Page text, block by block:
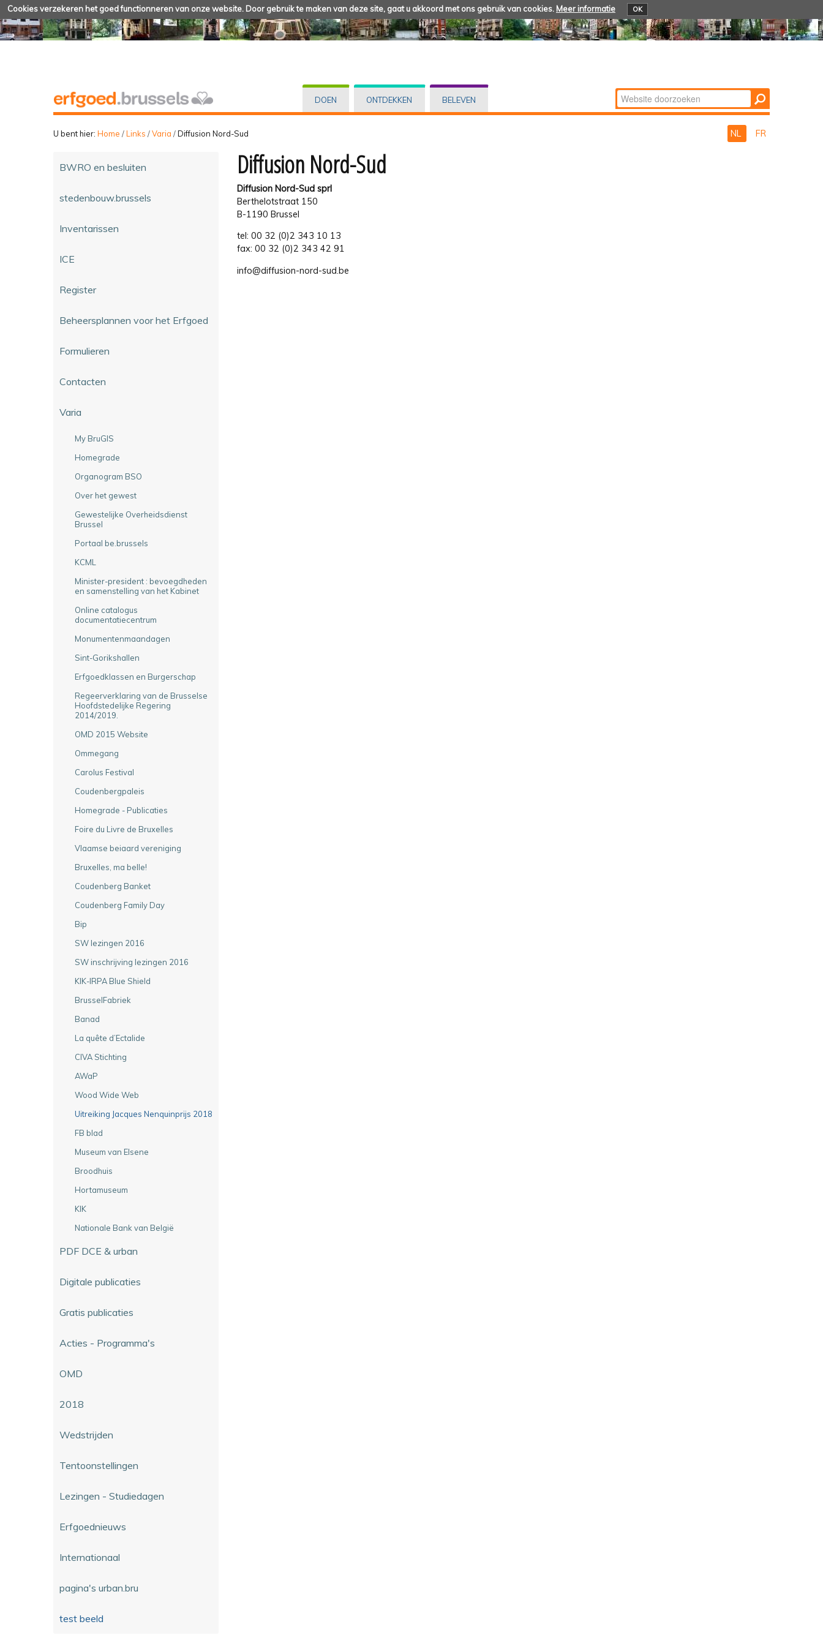
Cookies verzekeren het goed functionneren van onze website. Door gebruik te maken van deze site, gaat u akkoord met ons gebruik van cookies. Meer informatie OK
DOEN ONTDEKKEN BELEVEN Zoek
Geavanceerd
U bent hier: Home /Links /Varia /Diffusion Nord-Sud NL FR
BWRO en besluiten
stedenbouw.brussels
Inventarissen
ICE
Register
Beheersplannen voor het Erfgoed
Formulieren
Contacten
Varia
My BruGIS
Homegrade
Organogram BSO
Over het gewest
Gewestelijke Overheidsdienst
Brussel
Portaal be.brussels
KCML
Minister-president : bevoegdheden
en samenstelling van het Kabinet
Online catalogus
documentatiecentrum
Monumentenmaandagen
Sint-Gorikshallen
Erfgoedklassen en Burgerschap
Regeerverklaring van de Brusselse
Hoofdstedelijke Regering
2014/2019.
OMD 2015 Website
Ommegang
Carolus Festival
Coudenbergpaleis
Homegrade - Publicaties
Foire du Livre de Bruxelles
Vlaamse beiaard vereniging
Bruxelles, ma belle!
Coudenberg Banket
Coudenberg Family Day
Bip
SW lezingen 2016
SW inschrijving lezingen 2016
KIK-IRPA Blue Shield
BrusselFabriek
Banad
La quête d’Ectalide
CIVA Stichting
AWaP
Wood Wide Web
Uitreiking Jacques Nenquinprijs 2018
FB blad
Museum van Elsene
Broodhuis
Hortamuseum
KIK
Nationale Bank van België
PDF DCE & urban
Digitale publicaties
Gratis publicaties
Acties - Programma's
OMD
2018
Wedstrijden
Tentoonstellingen
Lezingen - Studiedagen
Erfgoednieuws
Internationaal
pagina's urban.bru
test beeld
Diffusion Nord-Sud
Diffusion Nord-Sud sprl
Berthelotstraat 150
B-1190 Brussel
tel: 00 32 (0)2 343 10 13
fax: 00 32 (0)2 343 42 91
info@diffusion-nord-sud.be